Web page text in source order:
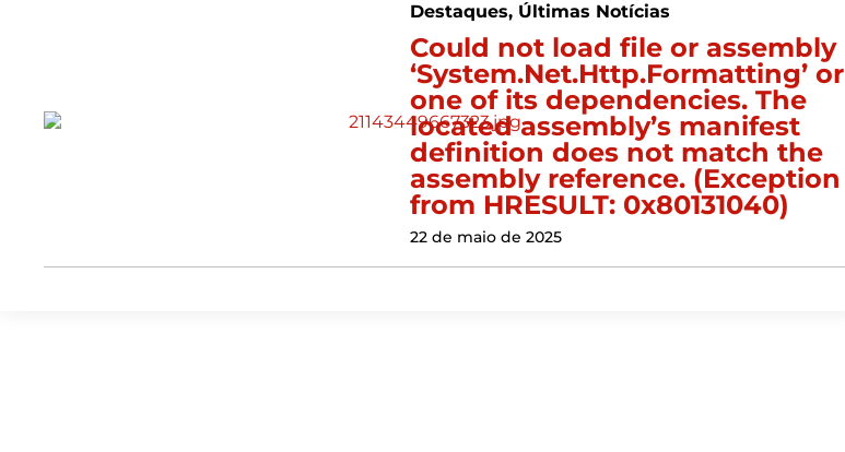
Destaques, Últimas Notícias
Could not load file or assembly
‘System.Net.Http.Formatting’ or
one of its dependencies. The
located assembly’s manifest
definition does not match the
assembly reference. (Exception
from HRESULT: 0x80131040)
22 de maio de 2025